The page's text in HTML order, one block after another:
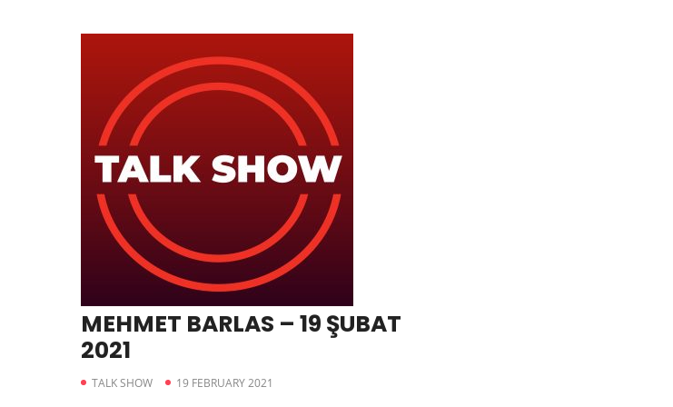
MEHMET BARLAS – 19 ŞUBAT
2021
TALK SHOW 19 FEBRUARY 2021